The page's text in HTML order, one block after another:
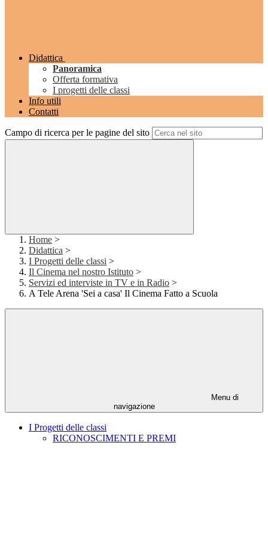
Didattica
Panoramica
Offerta formativa
I progetti delle classi
Info utili
Contatti
Campo di ricerca per le pagine del sito
Home >
Didattica >
I Progetti delle classi >
Il Cinema nel nostro Istituto >
Servizi ed interviste in TV e in Radio >
A Tele Arena 'Sei a casa' Il Cinema Fatto a Scuola
Menu di
navigazione
I Progetti delle classi
RICONOSCIMENTI E PREMI